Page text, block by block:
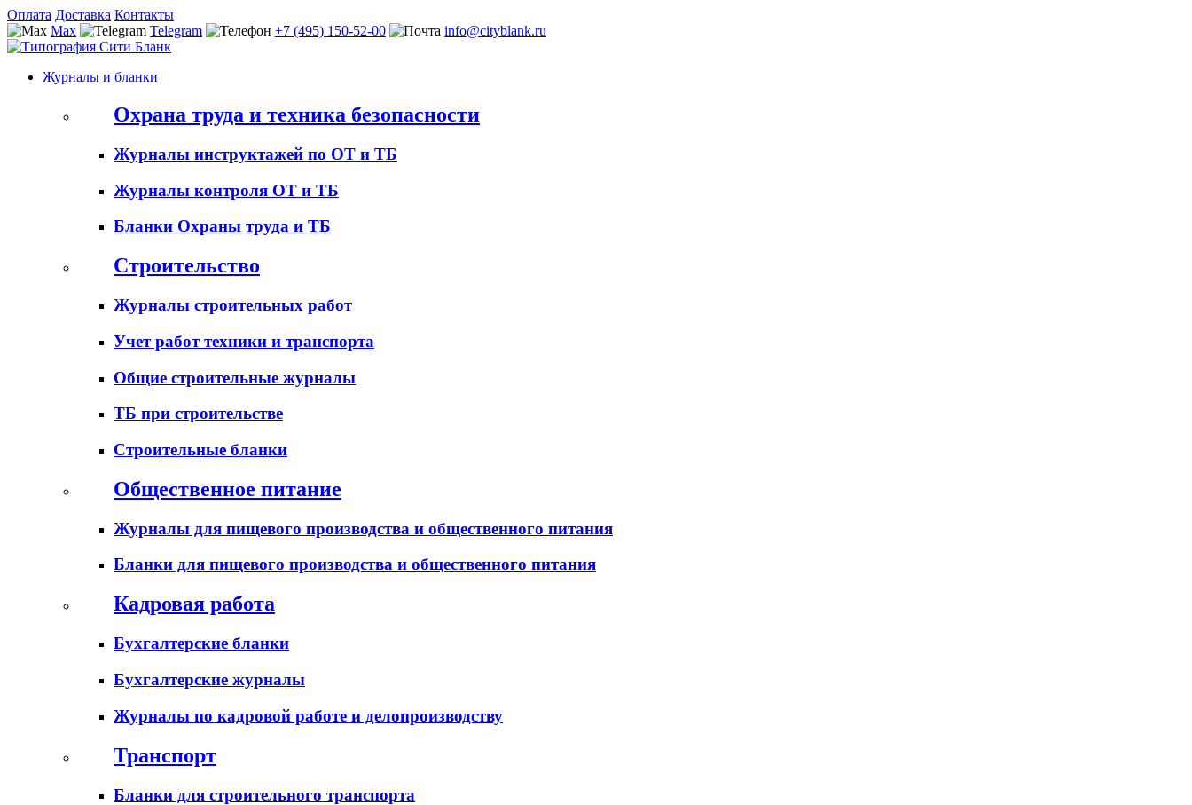
Оплата Доставка Контакты
Max
Telegram +7 (495) 150-52-00 info@cityblank.ru
Журналы и бланки
Охрана труда и техника безопасности
Журналы инструктажей по ОТ и ТБ
Журналы контроля ОТ и ТБ
Бланки Охраны труда и ТБ
Строительство
Журналы строительных работ
Учет работ техники и транспорта
Общие строительные журналы
ТБ при строительстве
Строительные бланки
Общественное питание
Журналы для пищевого производства и общественного питания
Бланки для пищевого производства и общественного питания
Кадровая работа
Бухгалтерские бланки
Бухгалтерские журналы
Журналы по кадровой работе и делопроизводству
Транспорт
Бланки для строительного транспорта